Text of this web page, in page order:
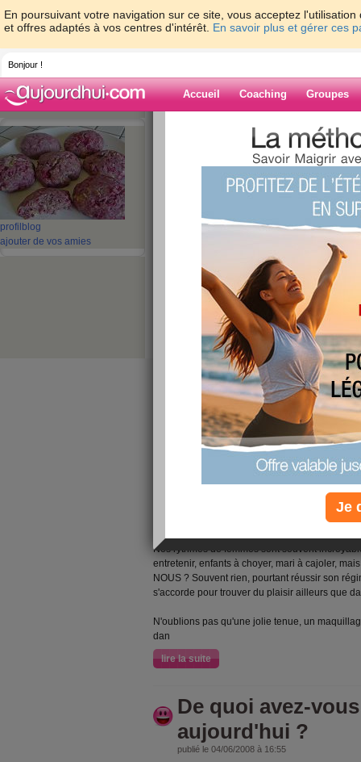
En poursuivant votre navigation sur ce site, vous acceptez
et offres adaptés à vos centres d'intérêt. En savoir plus et gérer ces
Bonjour !
Accueil Coaching Groupes
profil blog
ajouter de vos amies
>
Blog de
3 4
Réussir son
nos 12 astuces.
publié le 11/06/2008 à 15:33
Voici mes petits conseils pour vous donner
Mes copines diet vous donnent
Nos rythmes de femmes sont souvent
entretenir, enfants à choyer, mari à cajoler,
NOUS ? Souvent rien, pourtant réussir son
s'accorde pour trouver du plaisir ailleurs que
N'oublions pas qu'une jolie tenue, un
dan
lire la suite
De quoi avez-
aujourd'hui ?
publié le 04/06/2008 à 16:55
Je